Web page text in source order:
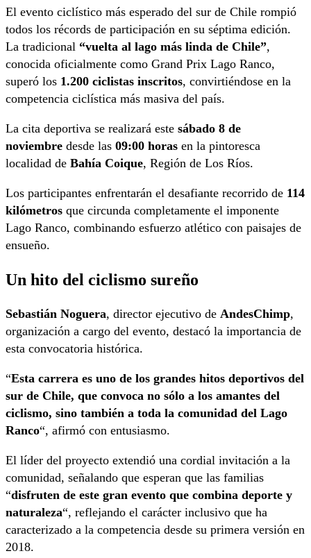
El evento ciclístico más esperado del sur de Chile rompió
todos los récords de participación en su séptima edición.
La tradicional “vuelta al lago más linda de Chile”,
conocida oficialmente como Grand Prix Lago Ranco,
superó los 1.200 ciclistas inscritos, convirtiéndose en la
competencia ciclística más masiva del país.
La cita deportiva se realizará este sábado 8 de
noviembre desde las 09:00 horas en la pintoresca
localidad de Bahía Coique, Región de Los Ríos.
Los participantes enfrentarán el desafiante recorrido de 114
kilómetros que circunda completamente el imponente
Lago Ranco, combinando esfuerzo atlético con paisajes de
ensueño.
Un hito del ciclismo sureño
Sebastián Noguera, director ejecutivo de AndesChimp,
organización a cargo del evento, destacó la importancia de
esta convocatoria histórica.
“Esta carrera es uno de los grandes hitos deportivos del
sur de Chile, que convoca no sólo a los amantes del
ciclismo, sino también a toda la comunidad del Lago
Ranco“, afirmó con entusiasmo.
El líder del proyecto extendió una cordial invitación a la
comunidad, señalando que esperan que las familias
“disfruten de este gran evento que combina deporte y
naturaleza“, reflejando el carácter inclusivo que ha
caracterizado a la competencia desde su primera versión en
2018.